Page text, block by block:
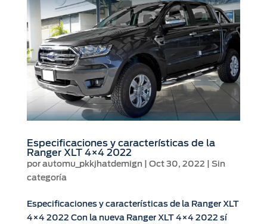
Especificaciones y características de la
Ranger XLT 4×4 2022
por automu_pkkjhatdemign Oct 30, 2022
Sin
categoría
Especificaciones y características de la Ranger XLT
4×4 2022 Con la nueva Ranger XLT 4×4 2022 sí